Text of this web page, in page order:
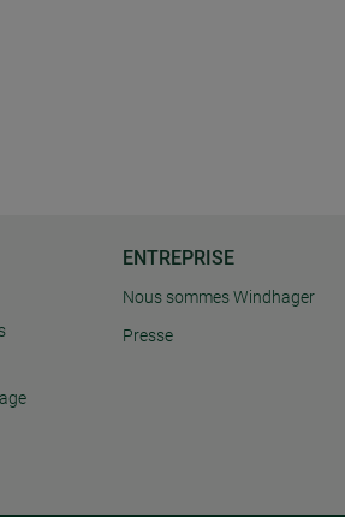
ENTREPRISE
Nous sommes Windhager
Presse